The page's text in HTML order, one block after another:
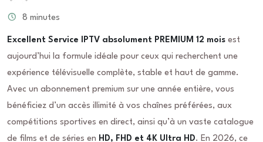
8 minutes
Excellent Service IPTV absolument PREMIUM 12 mois est
aujourd’hui la formule idéale pour ceux qui recherchent une
expérience télévisuelle complète, stable et haut de gamme.
Avec un abonnement premium sur une année entière, vous
bénéficiez d’un accès illimité à vos chaînes préférées, aux
compétitions sportives en direct, ainsi qu’à un vaste catalogue
de films et de séries en HD, FHD et 4K Ultra HD. En 2026, ce